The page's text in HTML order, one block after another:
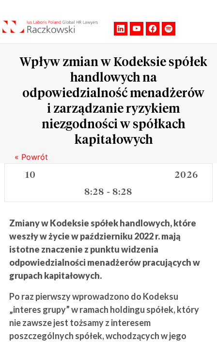
Wpływ zmian w Kodeksie spółek
handlowych na
odpowiedzialność menadżerów
i zarządzanie ryzykiem
niezgodności w spółkach
kapitałowych
« Powrót
10
2026
8:28 - 8:28
Zmiany w Kodeksie spółek handlowych, które
weszły w życie w październiku 2022 r. mają
istotne znaczenie z punktu widzenia
odpowiedzialności menadżerów pracujących w
grupach kapitałowych.
Po raz pierwszy wprowadzono do Kodeksu
„interes grupy” w ramach holdingu spółek, który
nie zawsze jest tożsamy z interesem
poszczególnych spółek, wchodzących w jego